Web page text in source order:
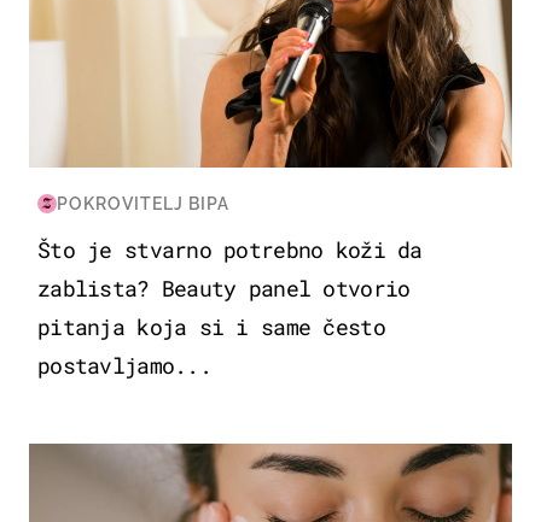
POKROVITELJ BIPA
Što je stvarno potrebno koži da
zablista? Beauty panel otvorio
pitanja koja si i same često
postavljamo...
MODA & LJEPOTA